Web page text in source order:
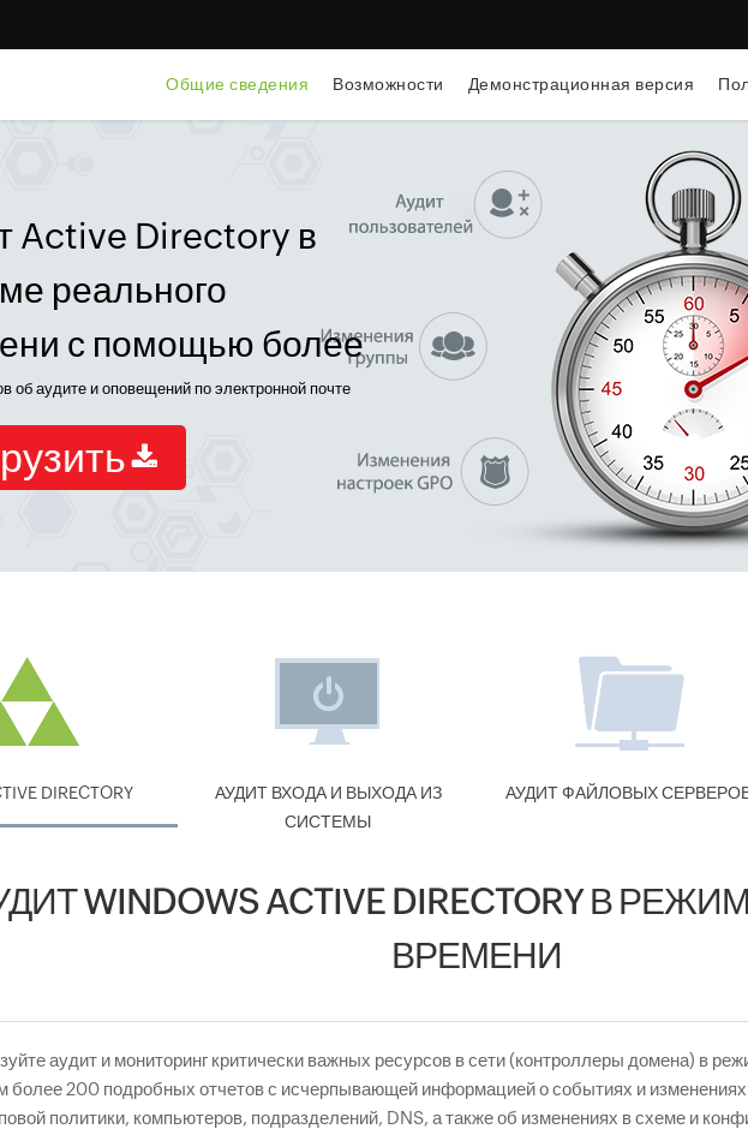
Общие сведения Возможности Демонстрационная версия
Active Directory в
реального
с помощью более
об аудите и оповещений по электронной почте
DIRECTORY
АУДИТ ВХОДА И ВЫХОДА ИЗ
СИСТЕМЫ
АУДИТ ФАЙЛОВЫХ
WINDOWS ACTIVE DIRECTORY В
ВРЕМЕНИ
аудит и мониторинг критически важных ресурсов в сети (контроллеры домена) в
более 200 подробных отчетов с исчерпывающей информацией о событиях и изменениях
политики, компьютеров, подразделений, DNS, а также об изменениях в схеме и